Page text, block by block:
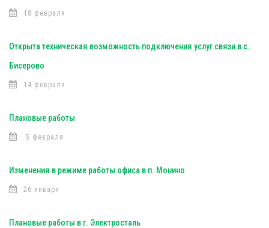
18 февраля
Открыта техническая возможность подключения услуг связи в с.
Бисерово
14 февраля
Плановые работы
5 февраля
Изменения в режиме работы офиса в п. Монино
26 января
Плановые работы в г. Электросталь